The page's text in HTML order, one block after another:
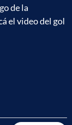
de la
el video del gol